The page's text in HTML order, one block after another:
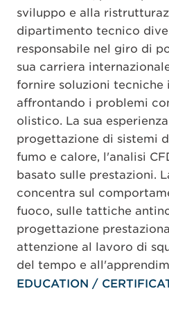
sviluppo e alla
dipartimento tecnico
responsabile nel giro di
sua carriera
fornire soluzioni tecniche
affrontando i problemi
olistico. La sua
progettazione di sistemi
fumo e calore, l'analisi
basato sulle prestazioni.
concentra sul
fuoco, sulle tattiche
progettazione
attenzione al lavoro di
del tempo e
EDUCATION /